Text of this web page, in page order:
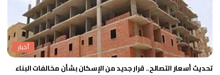
أخبار
تحديث أسعار التصالح.. قرار جديد من الإسكان بشأن مخالفات البناء